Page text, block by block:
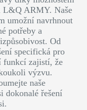
L&Q ARMY. Naše
umožní navrhnout
potřeby a
Od
specifická pro
funkcí zajistí, že
výzvu.
naše
dokonalé řešení